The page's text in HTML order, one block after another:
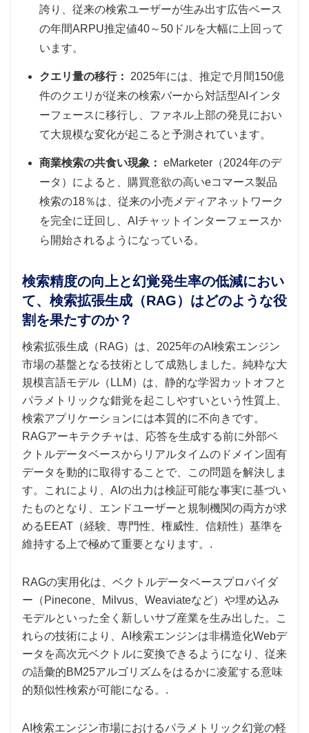
誇り、従来の検索ユーザーが生み出す広告ベース
の年間ARPU推定値40～50ドルを大幅に上回って
います。
クエリ量の移行：
2025年には、推定で月間150億
件のクエリが従来の検索バーから対話型AIインタ
ーフェースに移行し、ファネル上部の発見におい
て大規模な変化が起こると予測されています。
商業検索の共食い現象： eMarketer（2024年のデ
ータ）によると、購買意欲の高いeコマース製品
検索の18％は、従来の小売メディアネットワーク
を完全に迂回し、AIチャットインターフェースか
ら開始されるようになっている。
検索精度の向上と幻覚発生率の低減におい
て、検索拡張生成（RAG）はどのような役
割を果たすのか？
検索拡張生成（RAG）は、2025年のAI検索エンジン
市場の基盤となる技術として成熟しました。純粋な大
規模言語モデル（LLM）は、静的な学習カットオフと
パラメトリックな錯覚を起こしやすいという性質上、
検索アプリケーションには本質的に不向きです。
RAGアーキテクチャは、応答を生成する前に外部ベ
クトルデータベースからリアルタイムのドメイン固有
データを動的に取得することで、この問題を解決しま
す。これにより、AIの出力は検証可能な事実に基づい
たものとなり、エンドユーザーと規制機関の両方が求
めるEEAT（経験、専門性、権威性、信頼性）基準を
維持する上で極めて重要となります。.
RAGの実用化は、ベクトルデータベースプロバイダ
ー（Pinecone、Milvus、Weaviateなど）や埋め込み
モデルといった全く新しいサブ産業を生み出した。こ
れらの技術により、AI検索エンジンは非構造化Webデ
ータを高次元ベクトルに変換できるようになり、従来
の語彙的BM25アルゴリズムをはるかに凌駕する意味
的類似性検索が可能になる。.
AI検索エンジン市場におけるパラメトリック幻覚の軽